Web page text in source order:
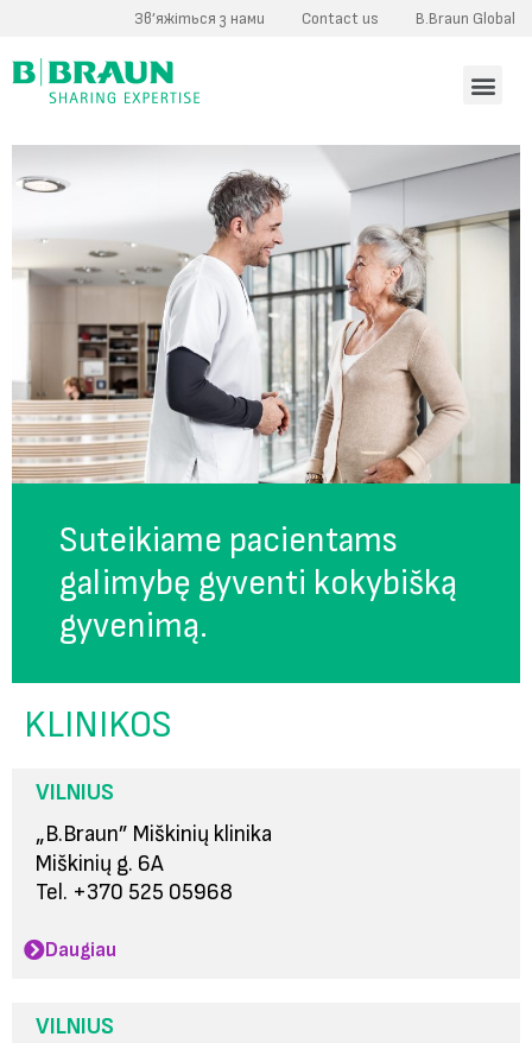
Зв’яжіться з нами Contact us B.Braun Global
Suteikiame pacientams
galimybę gyventi kokybišką
gyvenimą.
KLINIKOS
VILNIUS
„B.Braun” Miškinių klinika
Miškinių g. 6A
Tel. +370 525 05968
Daugiau
VILNIUS